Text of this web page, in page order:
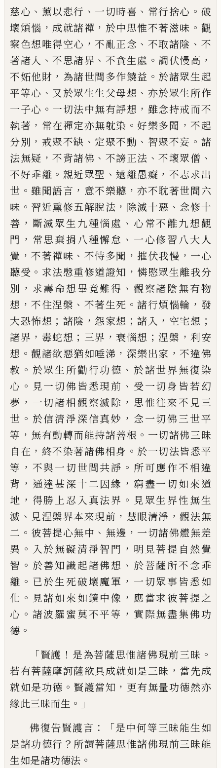
慈心 、 薰以悲行 、 一切時喜 、 常行捨心 。 破
壞煩惱 ， 成就諸禪 ， 於中思惟不著滋味 。 觀
察色想唯得空心 ，不亂正念 、 不取諸陰 、 不
著諸入 、不思諸界 、 不貪生處 。調伏慢高 ，
不妬他財 ， 為諸世間多作饒益 。 於諸眾生起
平等心 、 又於眾生生父母想 、 亦於眾生所作
一子心 。 一切法中無有諍想 ， 雖念持戒而不
執著 ， 常在禪定亦無躭染 。好樂多聞 ，不起
分別 ， 戒聚不缺 、 定聚不動 、 智聚不妄 。 諸
法無疑 ，不背諸佛 、 不謗正法 、不壞眾僧 、
不好乖離 。 親近眾聖 、遠離愚癡 ， 不志求出
世 。雖聞語言 ， 意不樂聽 ，亦不耽著世間六
味 。 習近熏修五解脫法 ， 除滅十惡 、 念修十
善 ， 斷滅眾生九種惱處 、 心常不離九想觀
門 ， 常思棄捐八種懈怠 、 一心修習八大人
覺 ，不著禪味 、 不恃多聞 ， 摧伏我慢 ， 一心
聽受 。 求法慇重修道證知 ， 憐愍眾生離我分
別 ， 求壽命想畢竟難得 、 觀察諸陰無有物
想 ，不住涅槃 、 不著生死 。諸行煩惱輪 ， 發
大恐怖想 ； 諸陰 ， 怨家想 ； 諸入 ， 空宅想 ；
諸界 ， 毒蛇想 ； 三界 ， 衰惱想 ； 涅槃 ，利安
想 。觀諸欲惡猶如唾涕 ， 深樂出家 ，不違佛
教 。 於眾生所勸行功德 、 於諸世界無復染
心 。 見一切佛皆悉現前 、 受一切身皆若幻
夢 ， 一切諸相觀察滅除 ， 思惟往來不見三
世 。 於信清淨深信真妙 ， 念一切佛三世平
等 ， 無有動轉而能持諸善根 。 一切諸佛三昧
自在 ， 終不染著諸佛相身 。 於一切法皆悉平
等 ， 不與一切世間共諍 。 所可應作不相違
背 ， 通達甚深十二因緣 ， 窮盡一切如來道
地 ， 得勝上忍入真法界 。 見眾生界性無生
滅 、 見涅槃界本來現前 ， 慧眼清淨 ，觀法無
二 。 彼菩提心無中 、 無邊 ， 一切諸佛體無差
異 。 入於無礙清淨智門 ， 明見菩提自然覺
智 。 於善知識起諸佛想 、 於菩薩所不念乖
離 。 已於生死破壞魔軍 ， 一切眾事皆悉如
化 。 見諸如來如鏡中像 ， 應當求彼菩提之
心 。 諸波羅蜜莫不平等 ， 實際無盡集佛功
德 。
「賢護 ！ 是為菩薩思惟諸佛現前三昧 。
若有菩薩摩訶薩欲具成就如是三昧 ， 當先成
就如是功德 。 賢護當知 ， 更有無量功德然亦
緣此三昧而生 。」
佛復告賢護言 ：「是中何等三昧能生如
是諸功德行 ？ 所謂菩薩思惟諸佛現前三昧能
生如是諸功德法 。